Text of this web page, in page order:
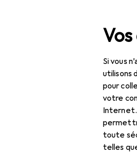
Si vous
utilisons
pour
votre
Internet.
toute
telles